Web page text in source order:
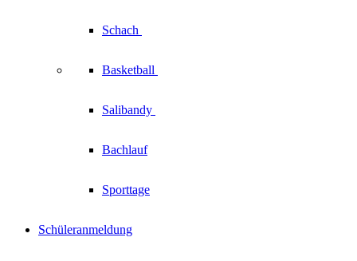
Schach
Basketball
Salibandy
Bachlauf
Sporttage
Schüleranmeldung